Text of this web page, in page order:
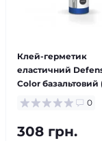
Клей-герметик
еластичний
Color базальтовий
0
308 грн.